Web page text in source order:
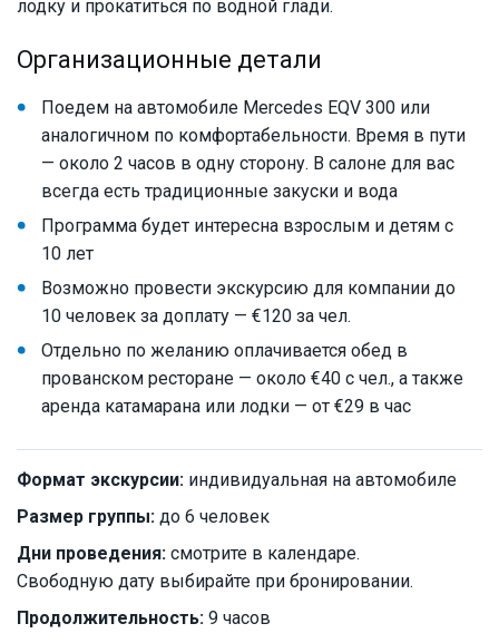
лодку и прокатиться по водной глади.
Организационные детали
Поедем на автомобиле Mercedes EQV 300 или
аналогичном по комфортабельности. Время в пути
— около 2 часов в одну сторону. В салоне для вас
всегда есть традиционные закуски и вода
Программа будет интересна взрослым и детям с
10 лет
Возможно провести экскурсию для компании до
10 человек за доплату — €120 за чел.
Отдельно по желанию оплачивается обед в
прованском ресторане — около €40 с чел., а также
аренда катамарана или лодки — от €29 в час
Формат экскурсии: индивидуальная на автомобиле
Размер группы: до 6 человек
Дни проведения: смотрите в календаре.
Свободную дату выбирайте при бронировании.
Продолжительность: 9 часов